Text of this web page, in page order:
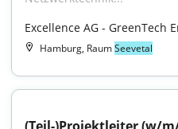
Excellence AG - GreenTech
Hamburg, RaumSeevetal